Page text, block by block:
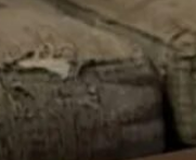
Erfahrungen
Login